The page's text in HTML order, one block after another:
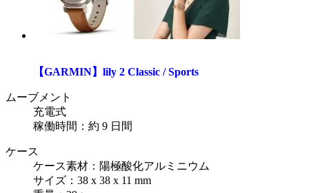
【GARMIN】lily 2 Classic / Sports
ムーブメント
充電式
稼働時間：約 9 日間
ケース
ケース素材：陽極酸化アルミニウム
サイズ：38 x 38 x 11 mm